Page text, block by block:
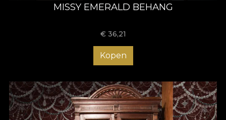
MISSY EMERALD BEHANG
€ 36,21
Kopen